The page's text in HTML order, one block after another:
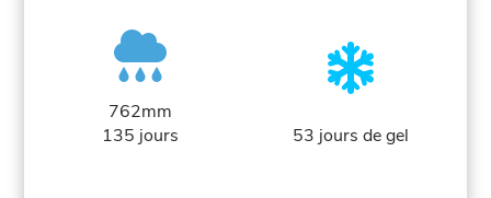
762mm
135 jours
53 jours de gel